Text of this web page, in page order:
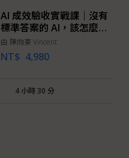
AI 成效驗收實戰課｜沒有
標準答案的 AI，該怎麼驗
收？
由 陳向豪 Vincent
NT$ 4,980
4 小時 30 分